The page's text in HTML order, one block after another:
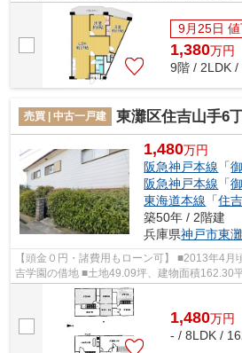
光）環境あり ■9階部分、陽当たり、通風、眺...
9月25日
1,380万円
9階 / 2LDK /
売買 | 中古一戸建 東灘区住吉山手6
1,480万円
阪急神戸本線 「
阪急神戸本線 「
東海道本線 「住吉
築50年 / 2階建
兵庫県神戸市東
【頭金０円・諸費用もローン可】 ■2013年4
吉学園の借地 ■土地49.09坪、建物面積162.30
ーポート1台分有り ■全居室2面彩光 ■収...
1,480万円
- / 8LDK /